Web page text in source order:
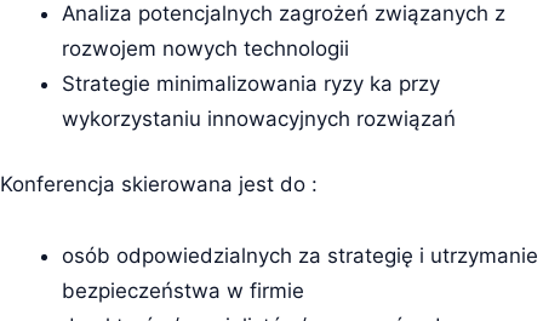
Analiza potencjalnych zagrożeń związanych z
rozwojem nowych technologii
Strategie minimalizowania ryzy ka przy
wykorzystaniu innowacyjnych rozwiązań
Konferencja skierowana jest do :
osób odpowiedzialnych za strategię i utrzymanie
bezpieczeństwa w firmie